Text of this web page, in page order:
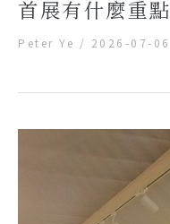
首展有什麼重
Peter Ye / 2026-07-06